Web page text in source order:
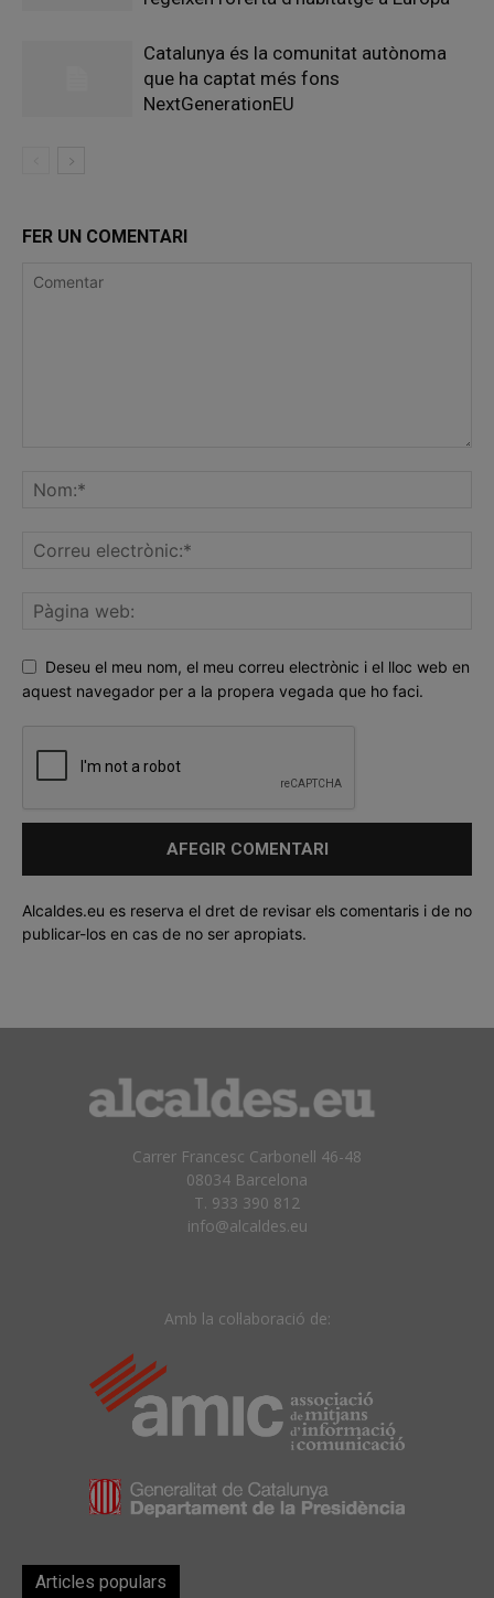
Catalunya és la comunitat autònoma
que ha captat més fons
NextGenerationEU
FER UN COMENTARI
Deseu el meu nom, el meu correu electrònic i el lloc web en
aquest navegador per a la propera vegada que ho faci.
Alcaldes.eu es reserva el dret de revisar els comentaris i de no
publicar-los en cas de no ser apropiats.
Carrer Francesc Carbonell 46-48
08034 Barcelona
T. 933 390 812
info@alcaldes.eu
Amb la col·laboració de:
Articles populars